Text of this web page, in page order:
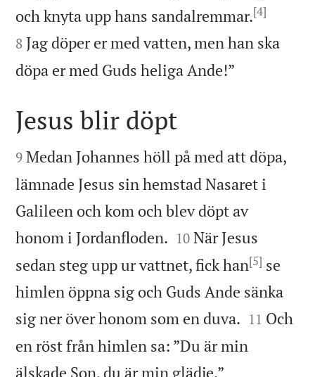
och knyta upp hans sandalremmar.[4]
8 Jag döper er med vatten, men han ska
döpa er med Guds heliga Ande!”

Jesus blir döpt

9 Medan Johannes höll på med att döpa,
lämnade Jesus sin hemstad Nasaret i
Galileen och kom och blev döpt av
honom i Jordanfloden. 

10 När Jesus
sedan steg upp ur vattnet, fick han[5] se
himlen öppna sig och Guds Ande sänka
sig ner över honom som en duva. 

11 Och
en röst från himlen sa: ”Du är min
älskade Son, du är min glädje.”